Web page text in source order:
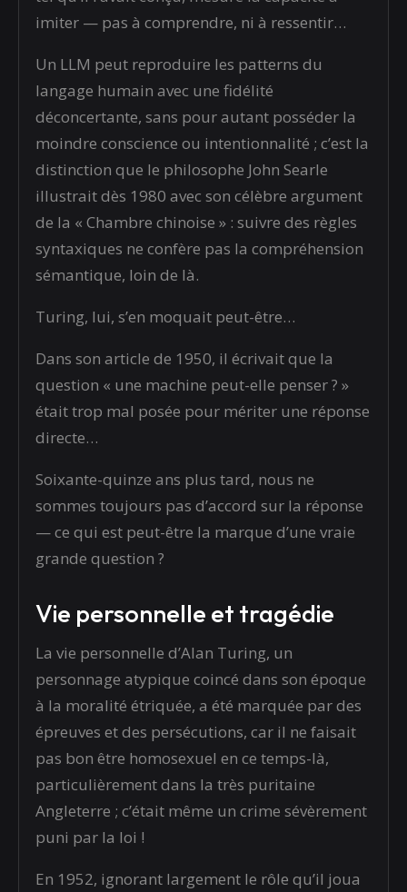
imiter — pas à comprendre, ni à ressentir…
Un LLM peut reproduire les patterns du
langage humain avec une fidélité
déconcertante, sans pour autant posséder la
moindre conscience ou intentionnalité ; c’est la
distinction que le philosophe John Searle
illustrait dès 1980 avec son célèbre argument
de la « Chambre chinoise » : suivre des règles
syntaxiques ne confère pas la compréhension
sémantique, loin de là.
Turing, lui, s’en moquait peut-être…
Dans son article de 1950, il écrivait que la
question « une machine peut-elle penser ? »
était trop mal posée pour mériter une réponse
directe…
Soixante-quinze ans plus tard, nous ne
sommes toujours pas d’accord sur la réponse
— ce qui est peut-être la marque d’une vraie
grande question ?
Vie personnelle et tragédie
La vie personnelle d’Alan Turing, un
personnage atypique coincé dans son époque
à la moralité étriquée, a été marquée par des
épreuves et des persécutions, car il ne faisait
pas bon être homosexuel en ce temps-là,
particulièrement dans la très puritaine
Angleterre ; c’était même un crime sévèrement
puni par la loi !
En 1952, ignorant largement le rôle qu’il joua